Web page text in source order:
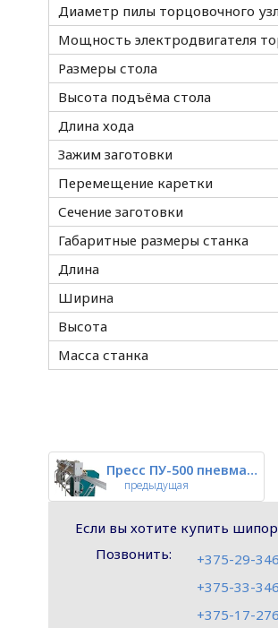
Диаметр пилы торцовочного
Мощность электродвигателя
Размеры стола
Высота подъёма стола
Длина хода
Зажим заготовки
Перемещение каретки
Сечение заготовки
Габаритные размеры станка
Длина
Ширина
Высота
Масса станка
Пресс ПУ-500 пневматический дв
предыдущая
Если вы хотите купить
Позвонить:
+375-29-
+375-33-
+375-17-